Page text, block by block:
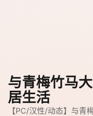
与青梅竹马
居生活
【PC/汉性/动态】与青